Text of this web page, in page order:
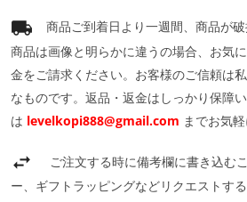
商品ご到着日より一週間、商品が
商品は画像と明らかに違うの場合、お気
金をご請求ください。お客様のご信頼は
なものです。返品・返金はしっかり保障
は levelkopi888@gmail.com までお気
ご注文する時に備考欄に書き込む
ー、ギフトラッピングなどリクエストす